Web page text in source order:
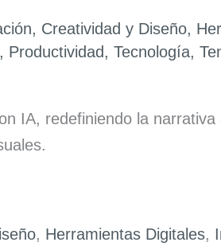
, Creatividad y Diseño,
, Productividad, Tecnología,
IA, redefiniendo la
, Herramientas Digitales,